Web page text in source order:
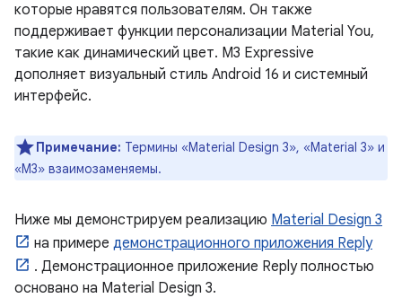
которые нравятся пользователям. Он также
поддерживает функции персонализации Material You,
такие как динамический цвет. M3 Expressive
дополняет визуальный стиль Android 16 и системный
интерфейс.
Примечание: Термины «Material Design 3», «Material 3» и
«M3» взаимозаменяемы.
Ниже мы демонстрируем реализацию Material Design 3
на примере демонстрационного приложения Reply
. Демонстрационное приложение Reply полностью
основано на Material Design 3.